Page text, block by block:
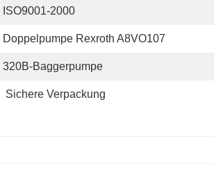
ISO9001-2000
Doppelpumpe Rexroth A8VO107
320B-Baggerpumpe
Sichere Verpackung